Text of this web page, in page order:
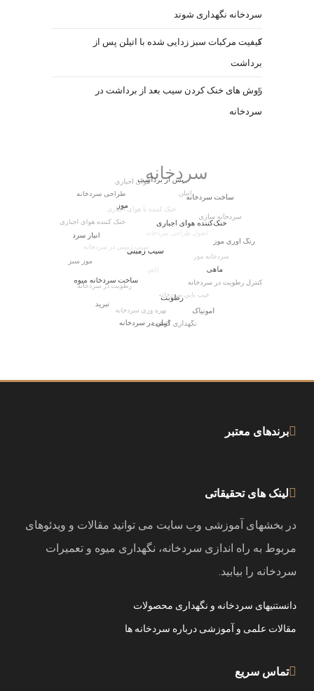
سردخانه نگهداری شوند
کیفیت مرکبات سبز زدایی شده با اتیلن پس از
برداشت
روش های خنک کردن سیب بعد از برداشت در
سردخانه
برندهای معتبر
لینک های تحقیقاتی
در بخشهای آموزشی وب سایت می توانید مقالات و ویدئوهای
مربوط به راه اندازی سردخانه، نگهداری میوه و تعمیرات
سردخانه را بیابید.
دانستنیهای سردخانه و نگهداری محصولات
مقالات علمی و آموزشی درباره سردخانه ها
تماس سریع